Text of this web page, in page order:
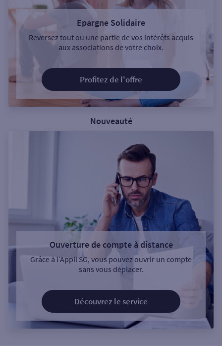
Epargne Solidaire
Reversez tout ou une partie de vos intérêts acquis
aux associations de votre choix.
Profitez de l'offre
Nouveauté
Ouverture de compte à distance
Grâce à l’Appli SG, vous pouvez ouvrir un compte
sans vous déplacer.
Découvrez le service